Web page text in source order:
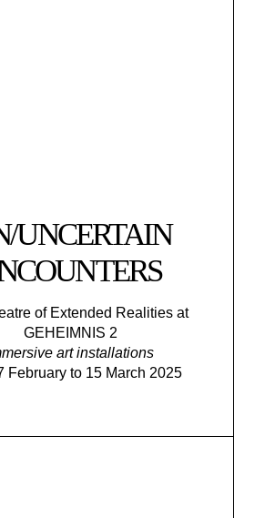
UNCERTAIN
of Extended Realities at
GEHEIMNIS 2
art installations
February to 15 March 2025